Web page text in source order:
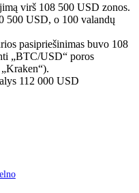
virš 108 500 USD zonos.
500 USD, o 100 valandų
pasipriešinimas buvo 108
„BTC/USD“ poros
112 000 USD